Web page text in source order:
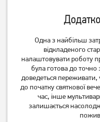
Мультиварка-скороварка
Rotex REPC 73-B
грн
Одна з найбільш
відкладеного
налаштовувати роботу
була готова до
доведеться переживати,
до початку святкової
час, інше
залишається